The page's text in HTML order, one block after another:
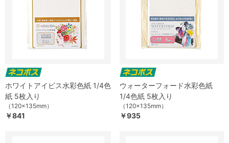
ホワイトアイビス水彩色紙 1/4色
紙 5枚入り
（120×135mm）
￥841
ウォーターフォード水彩色紙
1/4色紙 5枚入り
（120×135mm）
￥935